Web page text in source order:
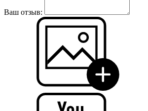
Ваш отзыв: